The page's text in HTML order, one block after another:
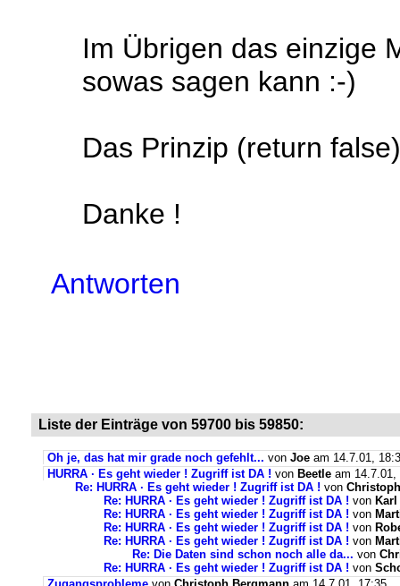
Im Übrigen das einzige
sowas sagen kann :-)
Das Prinzip (return
Danke !
Antworten
Liste der Einträge von 59700 bis 59850:
Oh je, das hat mir grade noch gefehlt... von Joe am 14.7.01,
HURRA · Es geht wieder ! Zugriff ist DA ! von Beetle am 14.7.01,
Re: HURRA · Es geht wieder ! Zugriff ist DA ! von
Re: HURRA · Es geht wieder ! Zugriff ist DA ! von Karl
Re: HURRA · Es geht wieder ! Zugriff ist DA ! von
Re: HURRA · Es geht wieder ! Zugriff ist DA ! von
Re: HURRA · Es geht wieder ! Zugriff ist DA ! von
Re: Die Daten sind schon noch alle da... von
Re: HURRA · Es geht wieder ! Zugriff ist DA ! von